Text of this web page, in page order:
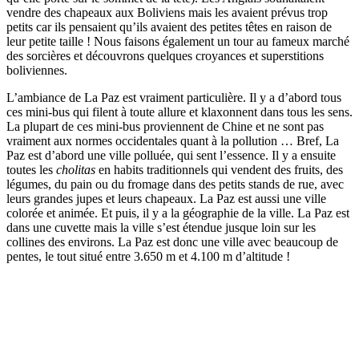
vendre des chapeaux aux Boliviens mais les avaient prévus trop
petits car ils pensaient qu’ils avaient des petites têtes en raison de
leur petite taille ! Nous faisons également un tour au fameux marché
des sorcières et découvrons quelques croyances et superstitions
boliviennes.
L’ambiance de La Paz est vraiment particulière. Il y a d’abord tous
ces mini-bus qui filent à toute allure et klaxonnent dans tous les sens.
La plupart de ces mini-bus proviennent de Chine et ne sont pas
vraiment aux normes occidentales quant à la pollution … Bref, La
Paz est d’abord une ville polluée, qui sent l’essence. Il y a ensuite
toutes les cholitas en habits traditionnels qui vendent des fruits, des
légumes, du pain ou du fromage dans des petits stands de rue, avec
leurs grandes jupes et leurs chapeaux. La Paz est aussi une ville
colorée et animée. Et puis, il y a la géographie de la ville. La Paz est
dans une cuvette mais la ville s’est étendue jusque loin sur les
collines des environs. La Paz est donc une ville avec beaucoup de
pentes, le tout situé entre 3.650 m et 4.100 m d’altitude !